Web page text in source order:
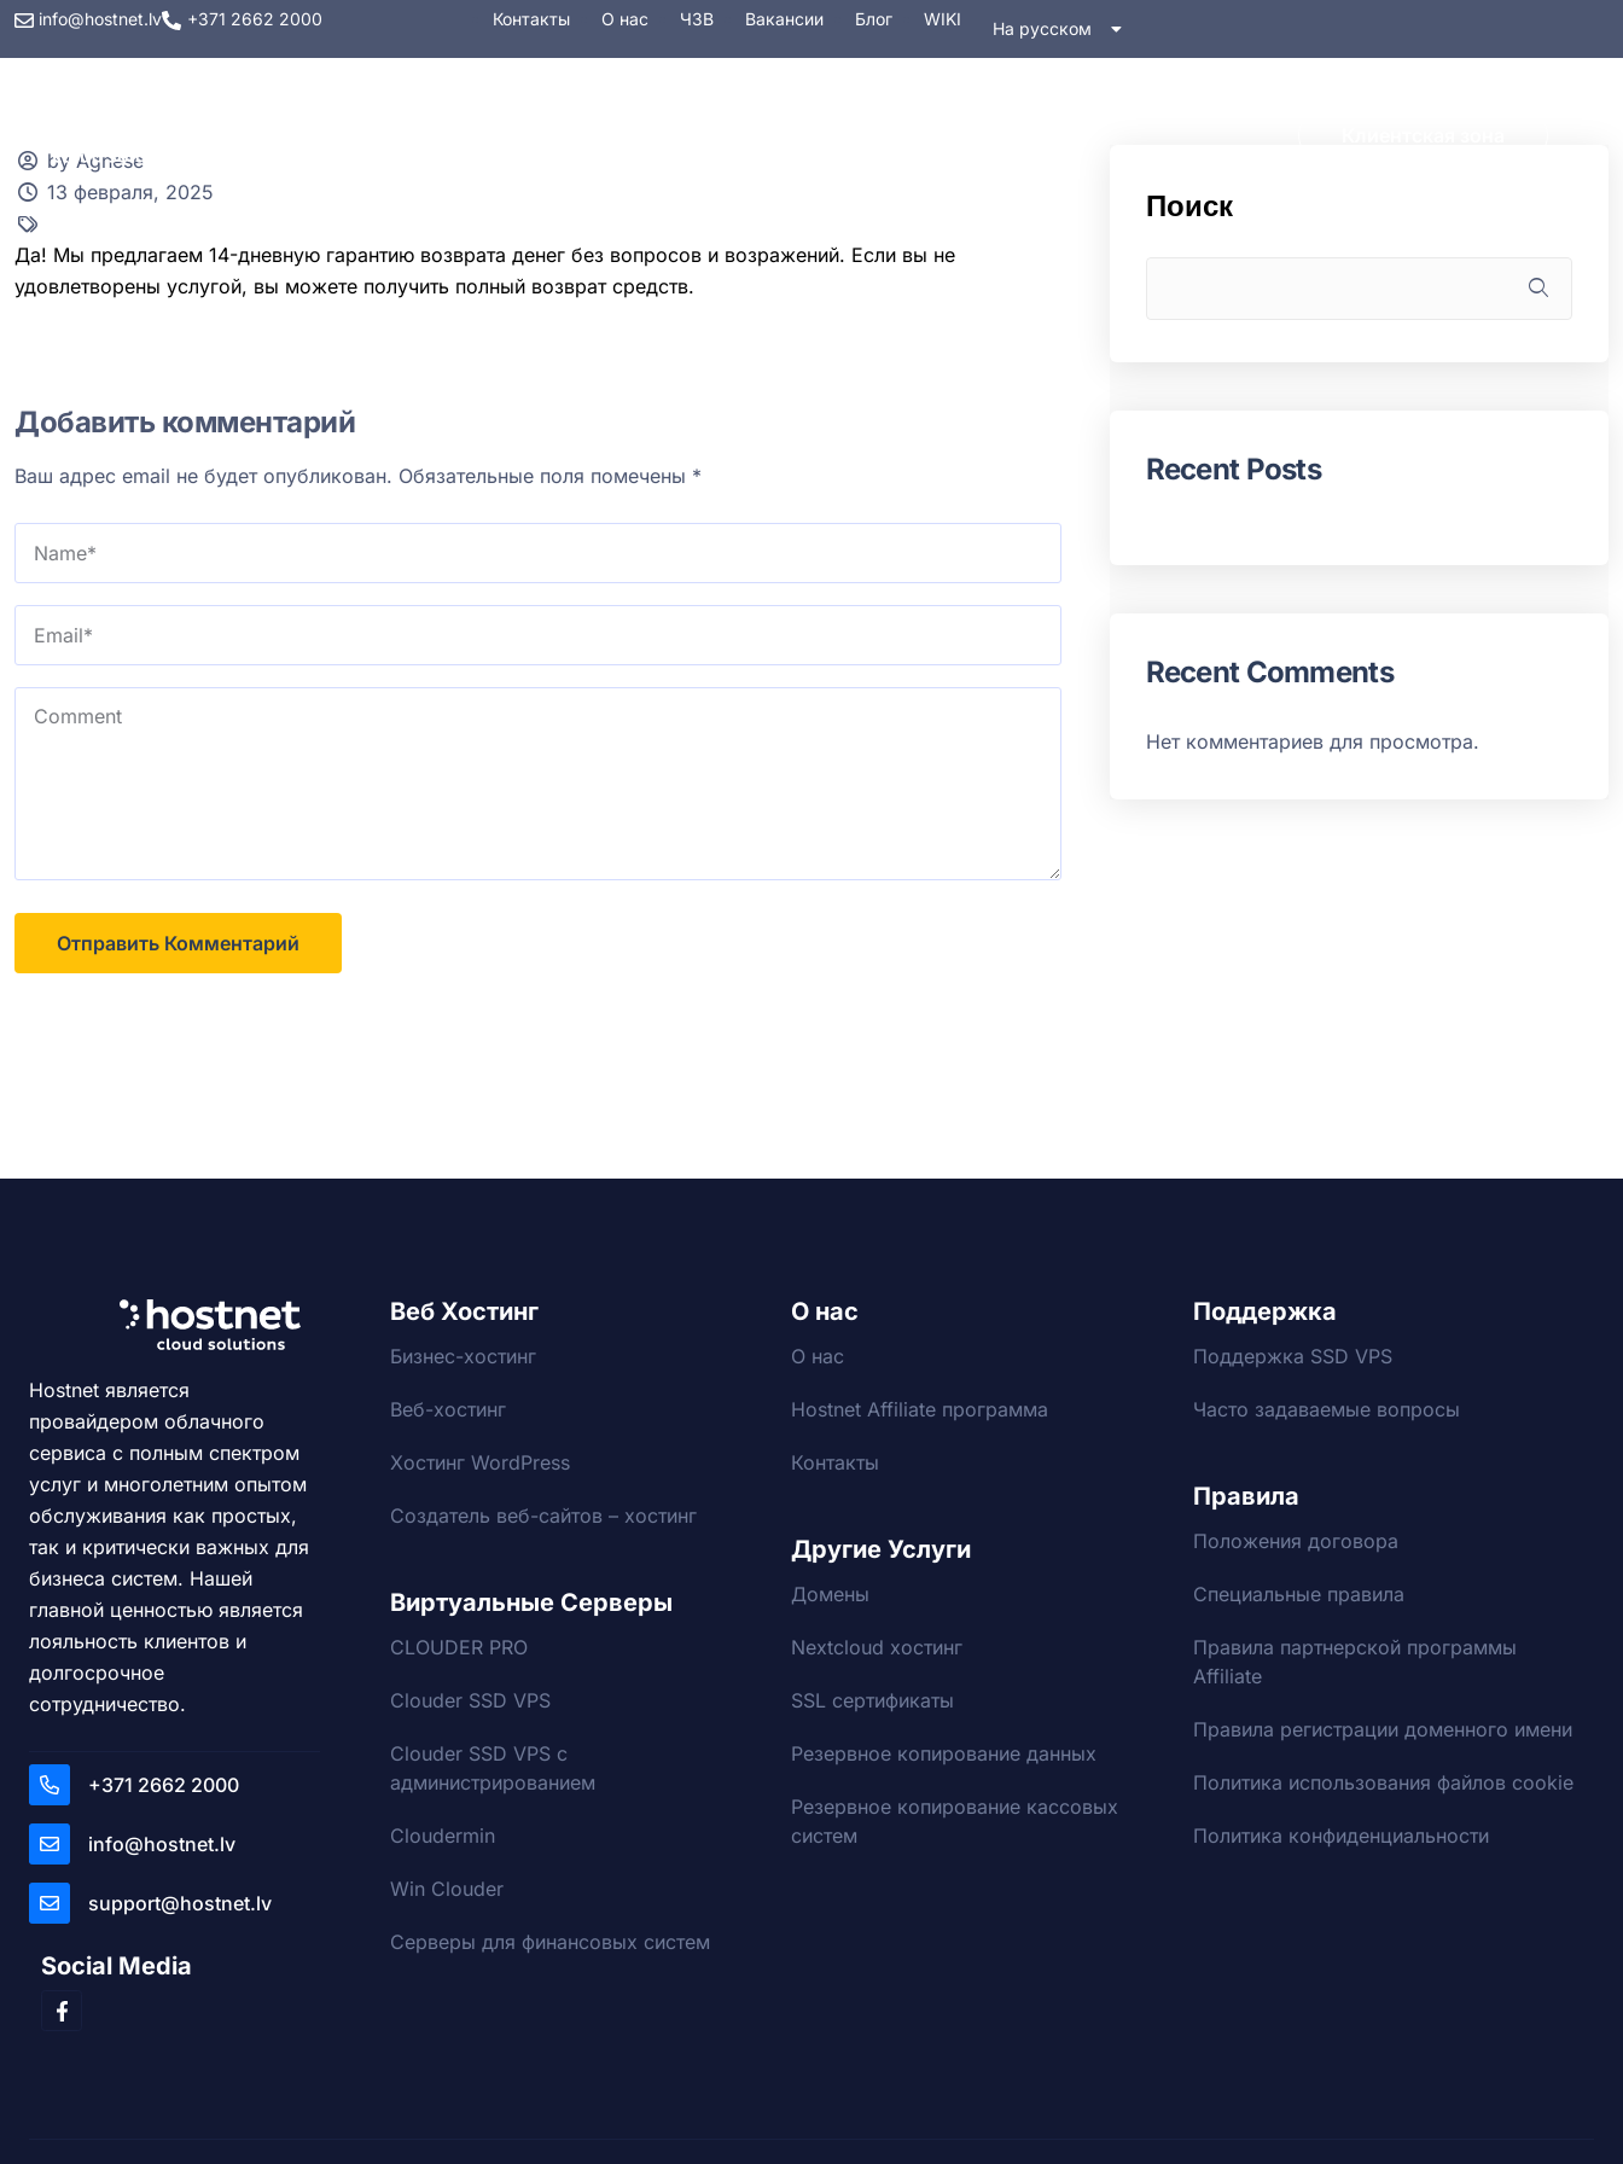
info@hostnet.lv +371 2662 2000 Контакты О наc ЧЗВ Вакансии Блог WIKI На русском
In English
by Agnese
13 февраля, 2025
Да! Мы предлагаем 14-дневную гарантию возврата денег без вопросов и возражений. Если вы не
удовлетворены услугой, вы можете получить полный возврат средств.
Добавить комментарий
Ваш адрес email не будет опубликован. Обязательные поля помечены *
Поиск
Recent Posts
Recent Comments
Нет комментариев для просмотра.
Hostnet является
провайдером облачного
сервиса с полным спектром
услуг и многолетним опытом
обслуживания как простых,
так и критически важных для
бизнеса систем. Нашей
главной ценностью является
лояльность клиентов и
долгосрочное
сотрудничество.
+371 2662 2000
info@hostnet.lv
support@hostnet.lv
Social Media
Веб Хостинг
Бизнес-хостинг
Веб-хостинг
Хостинг WordPress
Создатель веб-сайтов – хостинг
Виртуальные Серверы
CLOUDER PRO
Clouder SSD VPS
Clouder SSD VPS с
администрированием
Cloudermin
Win Clouder
Серверы для финансовых систем
О нас
О нас
Hostnet Affiliate программа
Контакты
Другие Услуги
Домены
Nextcloud хостинг
SSL сертификаты
Резервное копирование данных
Резервное копирование кассовых
систем
Поддержка
Поддержка SSD VPS
Часто задаваемые вопросы
Правила
Положения договора
Специальные правила
Правила партнерской программы
Affiliate
Правила регистрации доменного имени
Политика использования файлов cookie
Политика конфиденциальности